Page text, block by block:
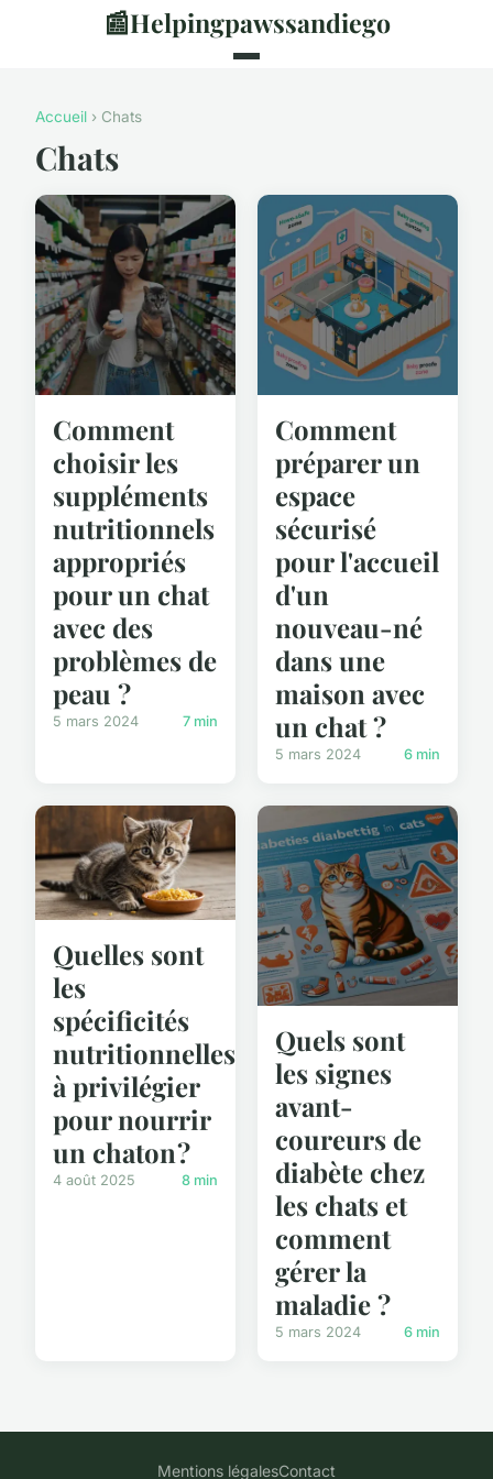
📰Helpingpawssandiego
Accueil › Chats
Chats
Comment
choisir les
suppléments
nutritionnels
appropriés
pour un chat
avec des
problèmes de
peau ?
5 mars 2024 7 min
Comment
préparer un
espace
sécurisé
pour l'accueil
d'un
nouveau-né
dans une
maison avec
un chat ?
5 mars 2024 6 min
Quelles sont
les
spécificités
nutritionnelles
à privilégier
pour nourrir
un chaton ?
4 août 2025 8 min
Quels sont
les signes
avant-
coureurs de
diabète chez
les chats et
comment
gérer la
maladie ?
5 mars 2024 6 min
Mentions légalesContact